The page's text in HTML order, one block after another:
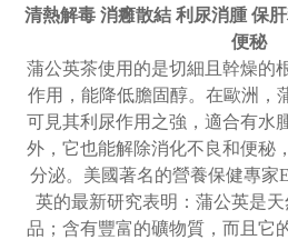
清熱解毒 消癰散結 利尿消腫 保
便秘
蒲公英茶使用的是切細且幹燥的
作用，能降低膽固醇。在歐洲，
可見其利尿作用之強，適合有水
外，它也能解除消化不良和便秘
分泌。 美國著名的營養保健專
英的最新研究表明：蒲公英是
品；含有豐富的礦物質，而且它